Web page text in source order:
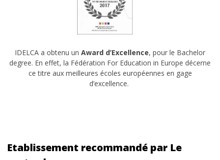
IDELCA a obtenu un Award d’Excellence, pour le Bachelor
degree. En effet, la Fédération For Education in Europe décerne
ce titre aux meilleures écoles européennes en gage
d’excellence.
Etablissement recommandé par Le